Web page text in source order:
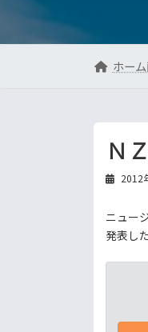
ホー
Ｎ
2012
ニュー
発表した